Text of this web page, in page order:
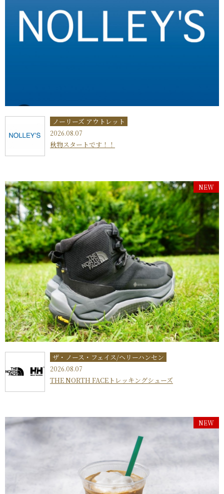
ノーリーズ アウトレット
2026.08.07
秋物スタートです！！
ザ・ノース・フェイス/ヘリーハンセン
2026.08.07
THE NORTH FACEトレッキングシューズ
NEW
NEW